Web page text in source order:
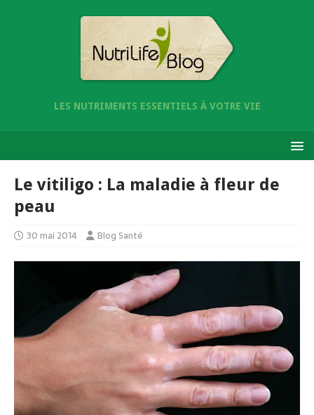
LES NUTRIMENTS ESSENTIELS À VOTRE VIE
Le vitiligo : La maladie à fleur de
peau
30 mai 2014 Blog Santé